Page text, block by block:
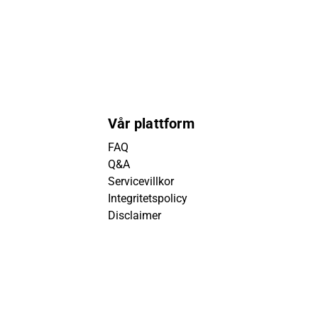
Vår plattform
FAQ
Q&A
Servicevillkor
Integritetspolicy
Disclaimer